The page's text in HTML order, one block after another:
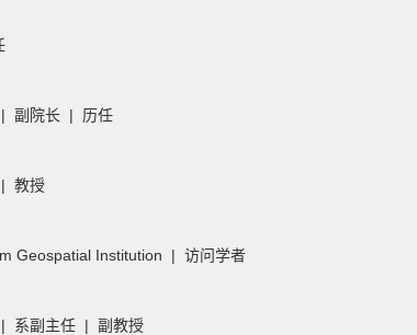
| 副院长 | 历任
| 教授
Geospatial Institution | 访问学者
| 系副主任 | 副教授